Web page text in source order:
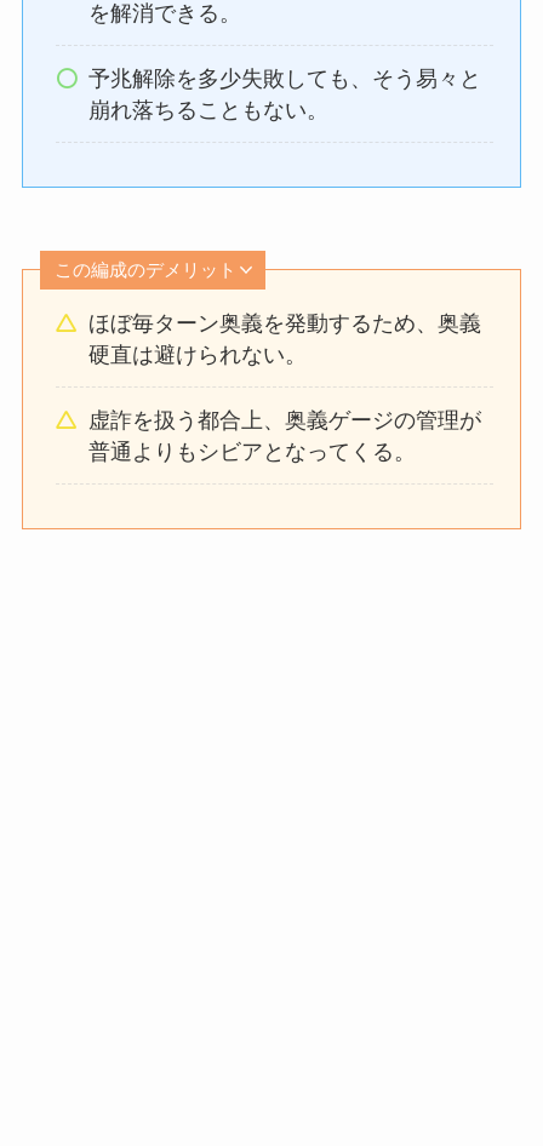
を解消できる。
予兆解除を多少失敗しても、そう易々と
崩れ落ちることもない。
この編成のデメリット
ほぼ毎ターン奥義を発動するため、奥義
硬直は避けられない。
虚詐を扱う都合上、奥義ゲージの管理が
普通よりもシビアとなってくる。